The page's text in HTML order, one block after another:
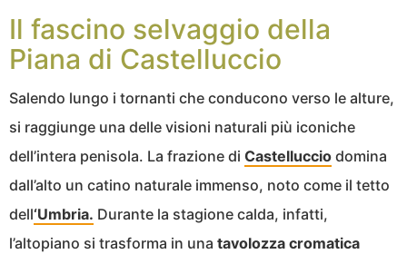
Il fascino selvaggio della
Piana di Castelluccio
Salendo lungo i tornanti che conducono verso le alture,
si raggiunge una delle visioni naturali più iconiche
dell’intera penisola. La frazione di Castelluccio domina
dall’alto un catino naturale immenso, noto come il tetto
dell‘Umbria. Durante la stagione calda, infatti,
l’altopiano si trasforma in una tavolozza cromatica